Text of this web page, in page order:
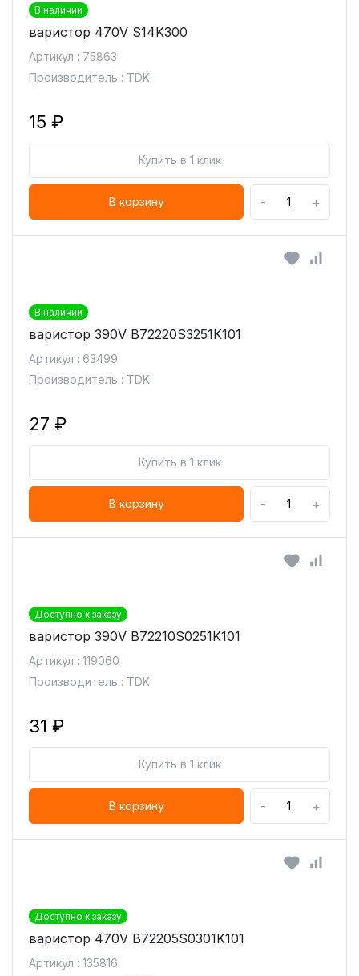
В наличии
варистор 470V S14K300
Артикул : 75863
Производитель : TDK
15 ₽
Купить в 1 клик
В корзину - +
В наличии
варистор 390V B72220S3251K101
Артикул : 63499
Производитель : TDK
27 ₽
Купить в 1 клик
В корзину - +
Доступно к заказу
варистор 390V B72210S0251K101
Артикул : 119060
Производитель : TDK
31 ₽
Купить в 1 клик
В корзину - +
Доступно к заказу
варистор 470V B72205S0301K101
Артикул : 135816